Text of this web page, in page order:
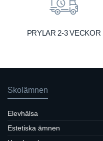
PRYLAR 2-3 VECKOR
Skolämnen
Elevhälsa
Estetiska ämnen